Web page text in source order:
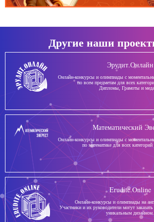
Другие наши
Эрудит.Онлайн
Онлайн-конкурсы и олимпиады с
по всем предметам для всех
Дипломы, Грамоты и
Математический
Онлайн-конкурсы и олимпиады с
по математике для всех категорий
Erudite.Online
Онлайн-конкурсы и олимпиады на
Участники и их руководители могут
уникальным дизайном.